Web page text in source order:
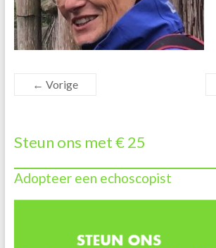
← Vorige
Steun ons met € 25
Adopteer een echoscopist